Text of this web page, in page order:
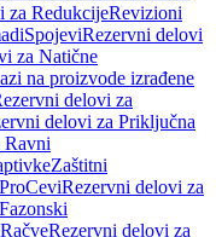
za RedukcijeRevizioni
SpojeviRezervni delovi
za Natične
na proizvode izrađene
delovi za
delovi za Priključna
Ravni
Zaštitni
CeviRezervni delovi za
RačveRezervni delovi za